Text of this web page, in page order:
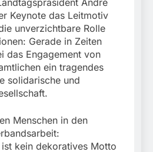
Keynote das Leitmotiv
unverzichtbare Rolle
Gerade in Zeiten
das Engagement von
ein tragendes
solidarische und
Menschen in den
ist kein dekoratives Motto